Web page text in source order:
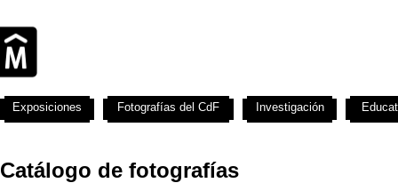
Catálogo de fotografías
Exposiciones Fotografías del CdF Investigación